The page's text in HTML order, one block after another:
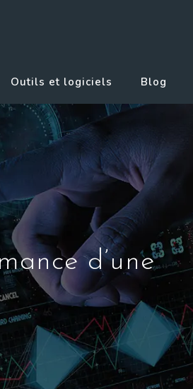
Outils et logiciels Blog
d’une